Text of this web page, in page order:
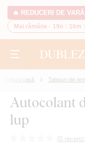
🔥 REDUCERI DE
Mai rămâne - 19o : 16m :
casă Tablouri din
Autocolant
lup
(0